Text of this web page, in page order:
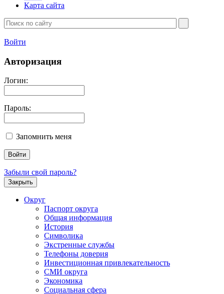
Карта сайта
Войти
Авторизация
Логин:
Пароль:
Запомнить меня
Забыли свой пароль?
Закрыть
Округ
Паспорт округа
Общая информация
История
Символика
Экстренные службы
Телефоны доверия
Инвестиционная привлекательность
СМИ округа
Экономика
Социальная сфера